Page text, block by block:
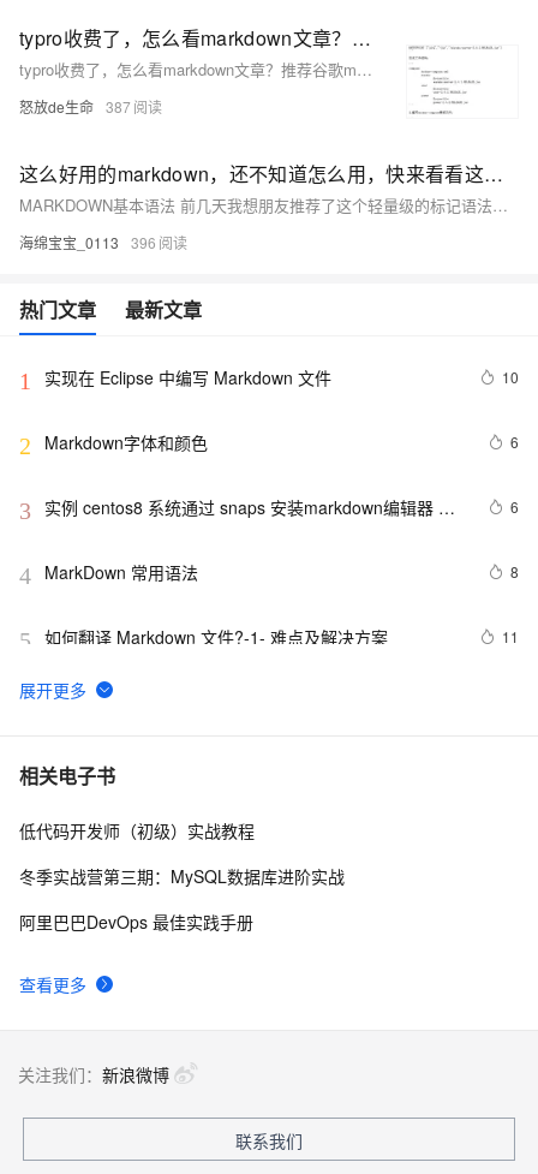
typro收费了，怎么看markdown文章？推荐谷歌markdown插件
typro收费了，怎么看markdown文章？推荐谷歌markdown插件
怒放de生命 387
这么好用的markdown，还不知道怎么用，快来看看这篇文章吧
MARKDOWN基本语法 前几天我想朋友推荐了这个轻量级的标记语法，为了更好的帮助大家了解这个标记语言。我就出来写一篇文章来介绍一下这个标记语言。
海绵宝宝_0113 396
热门文章 最新文章
1 实现在 Eclipse 中编写 Markdown 文件 10
2 Markdown字体和颜色 6
3
实例 centos8 系统通过 snaps 安装markdown编辑器
6
4 MarkDown 常用语法 8
5 如何翻译 Markdown 文件?-1- 难点及解决方案 11
6
Typora使用(包含Markdown使用及注意说明、修改css样
7 谈一谈|Markdown转为word文档
8 Docusaurus框架——快速搭建markdown文档站点介绍
编写，Markdown转化为html
相关电子书
查看更多
低代码开发师（初级）实战教程
冬季实战营第三期：MySQL数据库进阶实战
阿里巴巴DevOps 最佳实践手册
关注我们： 新浪微博
联系我们